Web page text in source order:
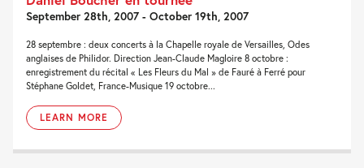
September 28th, 2007 - October 19th, 2007
28 septembre : deux concerts à la Chapelle royale de Versailles, Odes
anglaises de Philidor. Direction Jean-Claude Magloire 8 octobre :
enregistrement du récital « Les Fleurs du Mal » de Fauré à Ferré pour
Stéphane Goldet, France-Musique 19 octobre...
LEARN MORE